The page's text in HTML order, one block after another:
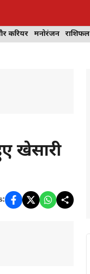
करियर मनोरंजन राशिफल
खेसारी